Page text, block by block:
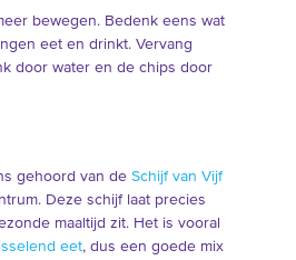
bewegen. Bedenk eens wat
eet en drinkt. Vervang
door water en de chips door
gehoord van de Schijf van Vijf
Deze schijf laat precies
maaltijd zit. Het is vooral
eet, dus een goede mix